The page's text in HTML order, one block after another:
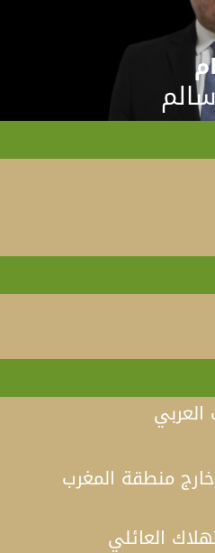
العربي
خارج منطقة المغرب
العائلي
المغرب العربي أ.د الطيب